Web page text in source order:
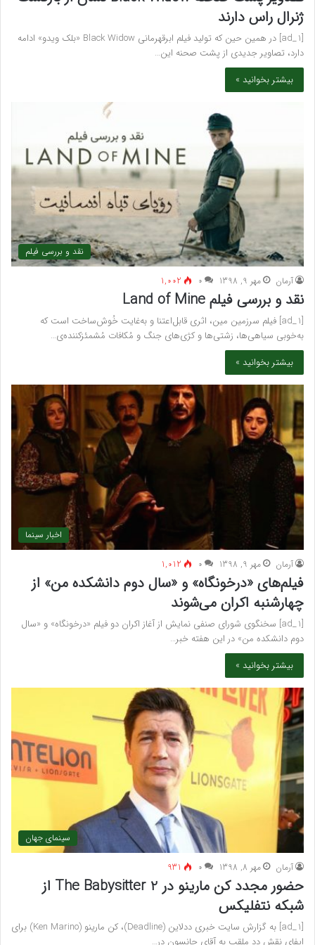
ژنرال راس دارند
[ad_1] در همین حین که تولید فیلم ابرقهرمانی Black Widow «بلک ویدو» ادامه
دارد، تصاویر جدیدی از پشت صحنه این…
بیشتر بخوانید »
نقد و بررسی فیلم
آرمان مهر 9, 1398 ۰ 1,002
نقد و بررسی فیلم Land of Mine
[ad_1] فیلم سرزمین مین، اثری قابل‌اعتنا و به‌غایت خُوش‌ساخت است که
به‌خوبی سیاهی‌ها، زشتی‌ها و کژی‌های جنگ و مُکافات مُشمئزکننده‌ی…
بیشتر بخوانید »
اخبار سینما
آرمان مهر 9, 1398 ۰ 1,012
فیلم‌های «درخونگاه» و «سال دوم دانشکده من» از
چهارشنبه اکران می‌شوند
[ad_1] سخنگوی شورای صنفی نمایش از آغاز اکران دو فیلم «درخونگاه» و «سال
دوم دانشکده من» در این هفته خبر…
بیشتر بخوانید »
سینمای جهان
آرمان مهر 8, 1398 ۰ 931
حضور مجدد کن مارینو در The Babysitter 2 از
شبکه نتفلیکس
[ad_1] به گزارش سایت خبری ددلاین (Deadline)، کن مارینو (Ken Marino) برای
ایفای نقش دد ملقب به آقای جانسون در…